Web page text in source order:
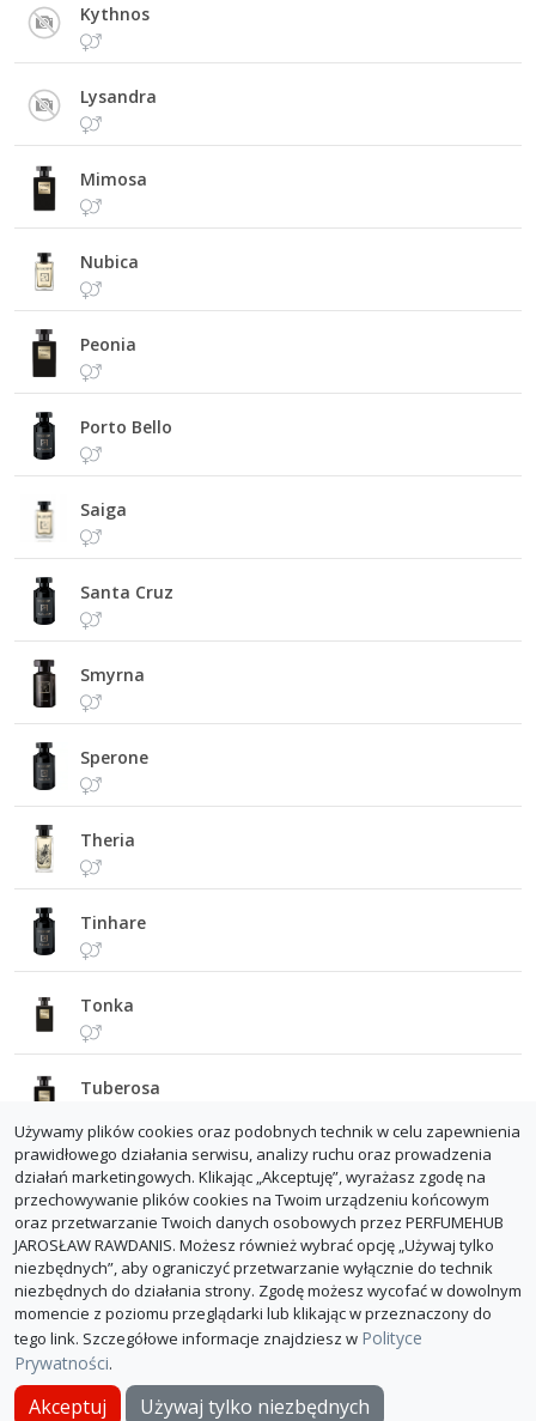
Kythnos
Lysandra
Mimosa
Nubica
Peonia
Porto Bello
Saiga
Santa Cruz
Smyrna
Sperone
Theria
Tinhare
Tonka
Tuberosa
Valparaiso
O PerfumeHub Polityka Prywatności Dla sklepów
© PerfumeHub 2026
Używamy plików cookies oraz podobnych technik w celu zapewnienia
prawidłowego działania serwisu, analizy ruchu oraz prowadzenia
działań marketingowych. Klikając „Akceptuję”, wyrażasz zgodę na
przechowywanie plików cookies na Twoim urządzeniu końcowym
oraz przetwarzanie Twoich danych osobowych przez PERFUMEHUB
JAROSŁAW RAWDANIS. Możesz również wybrać opcję „Używaj tylko
niezbędnych”, aby ograniczyć przetwarzanie wyłącznie do technik
niezbędnych do działania strony. Zgodę możesz wycofać w dowolnym
momencie z poziomu przeglądarki lub klikając w przeznaczony do
tego link. Szczegółowe informacje znajdziesz w Polityce
Prywatności.
Akceptuj Używaj tylko niezbędnych